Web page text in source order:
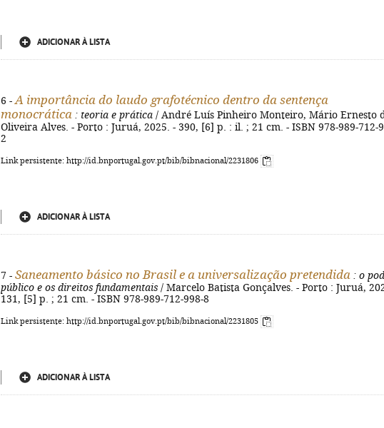
ADICIONAR À LISTA
6 - A importância do laudo grafotécnico dentro da sentença
monocrática : teoria e prática / André Luís Pinheiro Monteiro, Mário Ernesto
Oliveira Alves. - Porto : Juruá, 2025. - 390, [6] p. : il. ; 21 cm. - ISBN 978-989-712-
2
Link persistente: http://id.bnportugal.gov.pt/bib/bibnacional/2231806
ADICIONAR À LISTA
7 - Saneamento básico no Brasil e a universalização pretendida : o
público e os direitos fundamentais / Marcelo Batista Gonçalves. - Porto : Juruá,
131, [5] p. ; 21 cm. - ISBN 978-989-712-998-8
Link persistente: http://id.bnportugal.gov.pt/bib/bibnacional/2231805
ADICIONAR À LISTA